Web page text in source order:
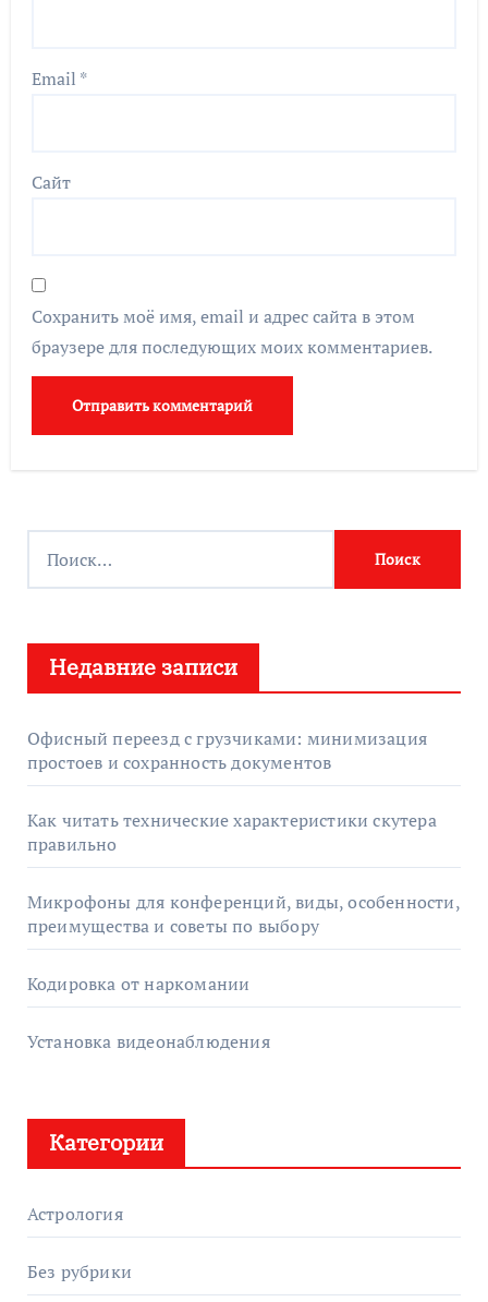
Email *
Сайт
Сохранить моё имя, email и адрес сайта в этом
браузере для последующих моих комментариев.
:
Недавние записи
Офисный переезд с грузчиками: минимизация
простоев и сохранность документов
Как читать технические характеристики скутера
правильно
Микрофоны для конференций, виды, особенности,
преимущества и советы по выбору
Кодировка от наркомании
Установка видеонаблюдения
Категории
Астрология
Без рубрики